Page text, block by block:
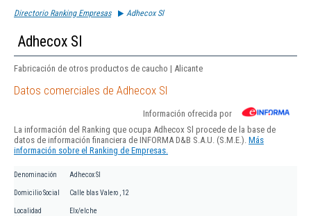
Directorio Ranking Empresas Adhecox Sl
Adhecox Sl
Fabricación de otros productos de caucho | Alicante
Datos comerciales de Adhecox Sl
Información ofrecida por
La información del Ranking que ocupa Adhecox Sl procede de la base de
datos de información financiera de INFORMA D&B S.A.U. (S.M.E.). Más
información sobre el Ranking de Empresas.
Denominación Adhecox Sl
Domicilio Social Calle blas Valero , 12
Localidad Elx/elche